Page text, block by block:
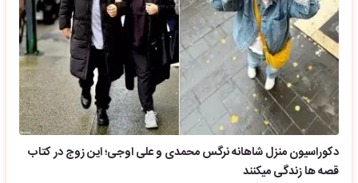
دکوراسیون منزل شاهانه نرگس محمدی و علی اوجی؛ این زوج در کتاب
قصه ها زندگی میکنند